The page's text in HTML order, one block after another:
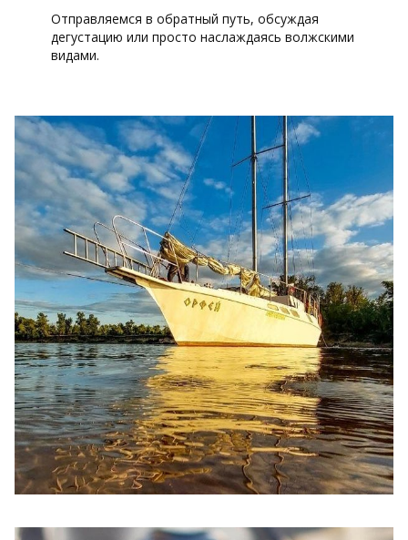
Отправляемся в обратный путь, обсуждая
дегустацию или просто наслаждаясь волжскими
видами.